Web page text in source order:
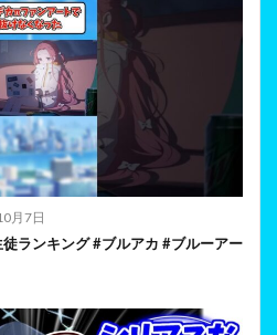
月7日
ランキング #ブルアカ #ブルーアー